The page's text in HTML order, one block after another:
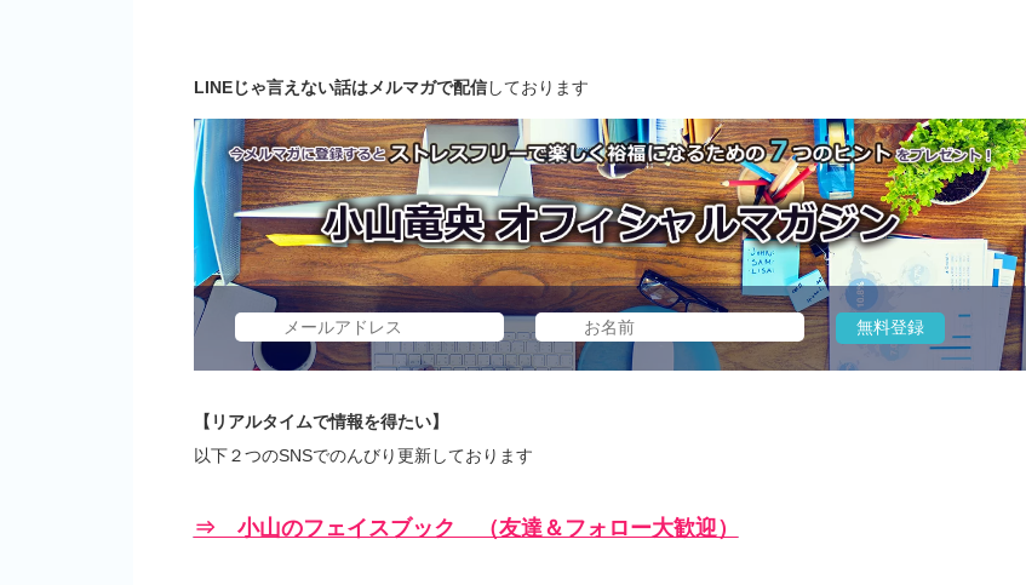
LINEじゃ言えない話はメルマガで配信しております
【リアルタイムで情報を得たい】
以下２つのSNSでのんびり更新しております
⇒ 小山のフェイスブック （友達＆フォロー大歓迎）